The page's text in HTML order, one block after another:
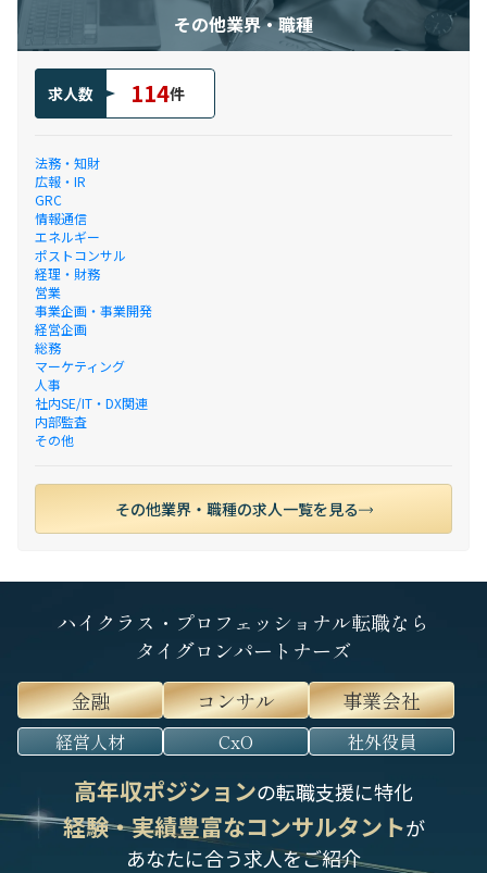
その他業界・職種
求人数 114件
法務・知財
広報・IR
GRC
情報通信
エネルギー
ポストコンサル
経理・財務
営業
事業企画・事業開発
経営企画
総務
マーケティング
人事
社内SE/IT・DX関連
内部監査
その他
その他業界・職種の求人一覧を見る
ハイクラス・プロフェッショナル転職なら
タイグロンパートナーズ
金融
コンサル 事業会社
経営人材 CxO 社外役員
高年収ポジションの転職支援に特化
経験・実績豊富なコンサルタントが
あなたに合う求人をご紹介